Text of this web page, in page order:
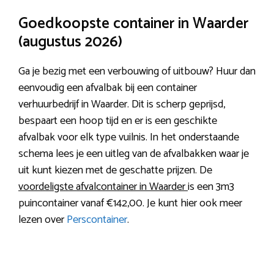
Goedkoopste container in Waarder
(augustus 2026)
Ga je bezig met een verbouwing of uitbouw? Huur dan
eenvoudig een afvalbak bij een container
verhuurbedrijf in Waarder. Dit is scherp geprijsd,
bespaart een hoop tijd en er is een geschikte
afvalbak voor elk type vuilnis. In het onderstaande
schema lees je een uitleg van de afvalbakken waar je
uit kunt kiezen met de geschatte prijzen. De
voordeligste afvalcontainer in Waarderis een 3m3
puincontainer vanaf €142,00. Je kunt hier ook meer
lezen overPerscontainer.